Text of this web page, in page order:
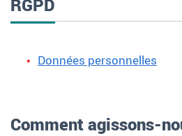
RGPD
Données personnelles
Comment agissons-